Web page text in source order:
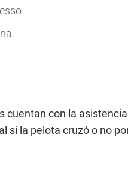
cuentan con la
si la pelota cruzó o no